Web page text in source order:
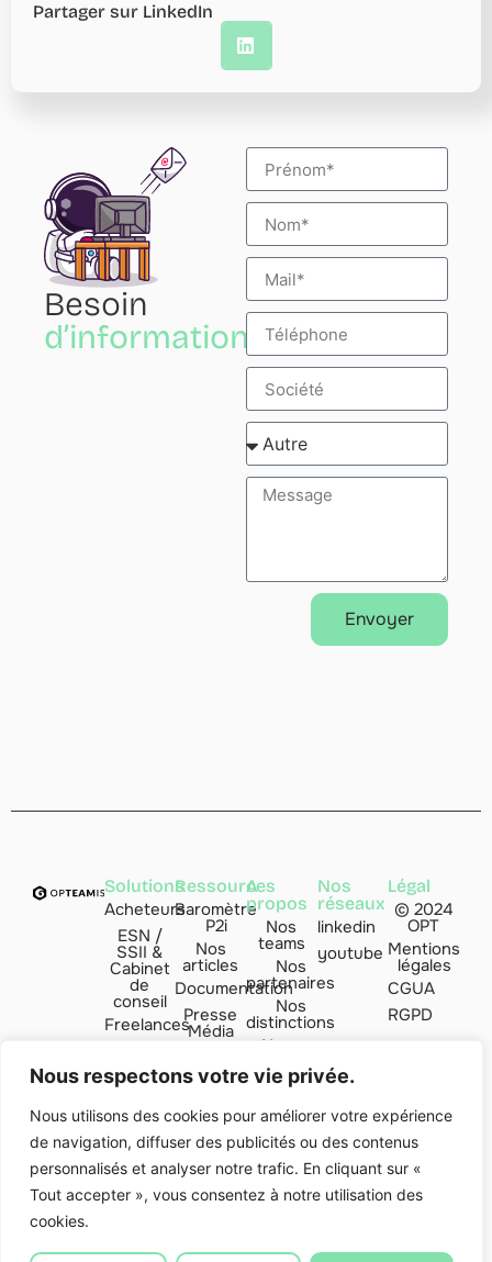
Nous respectons votre vie privée.
Nous utilisons des cookies pour améliorer votre expérience
de navigation, diffuser des publicités ou des contenus
personnalisés et analyser notre trafic. En cliquant sur «
Tout accepter », vous consentez à notre utilisation des
cookies.
Partager sur LinkedIn
Besoin
d’informations?
Envoyer
Solutions
Acheteurs
ESN /
SSII &
Cabinet
de
conseil
Freelances
de
transition
Indice
Valoria
Club'ESN
Ressources
Baromètre
P2i
Nos
articles
Documentation
Presse
Média
A
propos
Nos
teams
Nos
partenaires
Nos
distinctions
Nous
rejoindre
Contact
Nos
réseaux
linkedin
youtube
Légal
© 2024
OPT
Mentions
légales
CGUA
RGPD